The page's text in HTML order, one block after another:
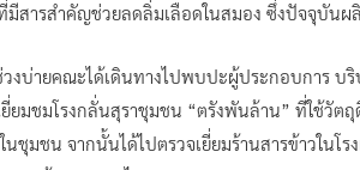
มีสารสำคัญช่วยลดลิ่มเลือดในสมอง ซึ่งปัจจุบันผ
งบ่ายคณะได้เดินทางไปพบปะผู้ประกอบการ บ
ยี่ยมชมโรงกลั่นสุราชุมชน “ตรังพันล้าน” ที่ใช้วั
นชุมชน จากนั้นได้ไปตรวจเยี่ยมร้านสารข้าวในโ